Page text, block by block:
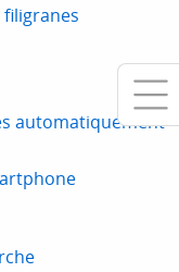
automatiquement